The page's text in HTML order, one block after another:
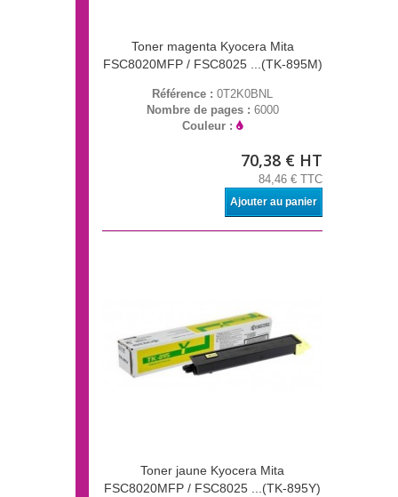
Toner magenta Kyocera Mita
FSC8020MFP / FSC8025 ...(TK-895M)
Référence : 0T2K0BNL
Nombre de pages : 6000
Couleur :
70,38 € HT
84,46 € TTC
Ajouter au panier
Toner jaune Kyocera Mita
FSC8020MFP / FSC8025 ...(TK-895Y)